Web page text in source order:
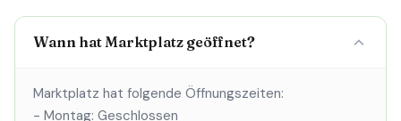
Wann hat Marktplatz geöffnet?
Marktplatz hat folgende Öffnungszeiten:
- Montag: Geschlossen